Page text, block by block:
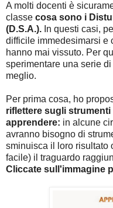
A molti docenti è
classe cosa sono i
(D.S.A.). In questi casi,
difficile immedesimarsi e
hanno mai vissuto. Per
sperimentare una serie
meglio.
Per prima cosa, ho
riflettere sugli
apprendere: in alcune
avranno bisogno di
sminuisca il loro risultato
facile) il traguardo
Cliccate sull'immagine